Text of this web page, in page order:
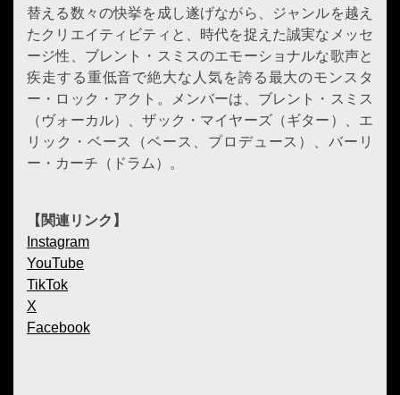
替える数々の快挙を成し遂げながら、ジャンルを越え
たクリエイティビティと、時代を捉えた誠実なメッセ
ージ性、ブレント・スミスのエモーショナルな歌声と
疾走する重低音で絶大な人気を誇る最大のモンスタ
ー・ロック・アクト。メンバーは、ブレント・スミス
（ヴォーカル）、ザック・マイヤーズ（ギター）、エ
リック・ベース（ベース、プロデュース）、バーリ
ー・カーチ（ドラム）。
【関連リンク】
Instagram
YouTube
TikTok
X
Facebook